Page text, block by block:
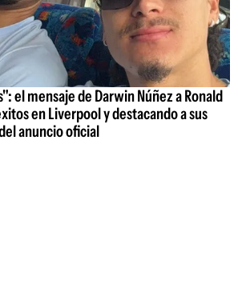
el mensaje de Darwin Núñez a Ronald
en Liverpool y destacando a sus
anuncio oficial